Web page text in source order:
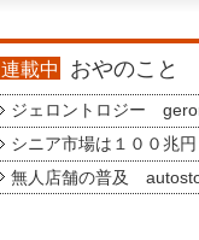
連載中 おやのこと
ジェロントロジー
シニア市場は１００兆
無人店舗の普及